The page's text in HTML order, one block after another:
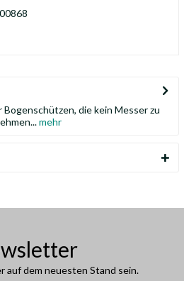
die kein Messer zu
mehr
auf dem neuesten Stand sein.